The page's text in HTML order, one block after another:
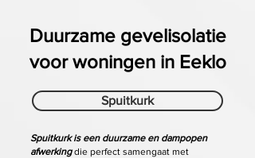
Duurzame gevelisolatie
voor woningen in Eeklo
Spuitkurk
Spuitkurk is een duurzame en dampopen
afwerkingdie perfect samengaat met